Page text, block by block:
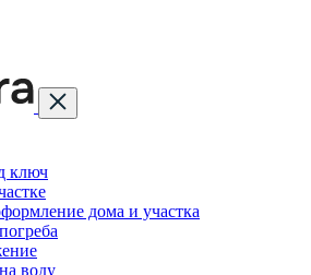
ключ
дома и участка
воду